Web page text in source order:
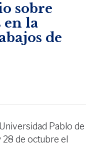
sobre
en la
de
Pablo de
de octubre el